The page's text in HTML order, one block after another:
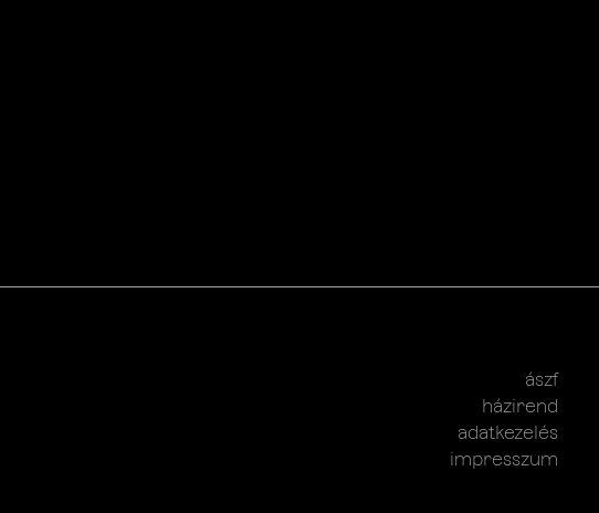
ászf
házirend
adatkezelés
impresszum